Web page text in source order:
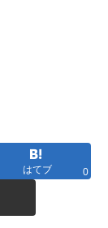
はてブ 0